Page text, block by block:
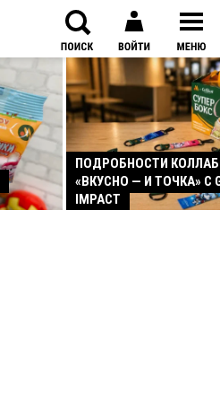
ПОДРОБНОСТИ
«ВКУСНО — И ТОЧКА» С
IMPACT